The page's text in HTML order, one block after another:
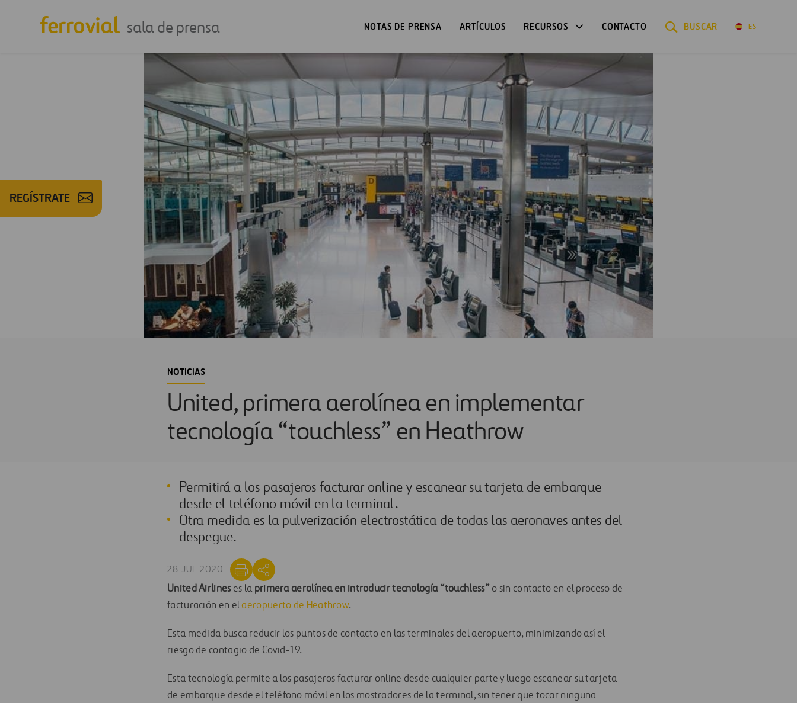
sala de prensa NOTAS DE PRENSA ARTÍCULOS RECURSOS CONTACTO BUSCAR ES
REGÍSTRATE
NOTICIAS
United, primera aerolínea en implementar
tecnología “touchless” en Heathrow
Permitirá a los pasajerosfacturar onliney escanear su tarjeta de embarque
desde el teléfono móvil en la terminal.
Otra medida es la pulverización electrostática de todas las aeronaves antes del
despegue.
28 JUL 2020
UnitedAirlineses la primera aerolínea en introducir tecnología “touchless” o sin contacto en el proceso de
facturación en elaeropuerto de Heathrow.
Esta medida busca reducir los puntos de contacto en las terminales del aeropuerto, minimizando así el
riesgo de contagio de Covid-19.
Esta tecnología permite a los pasajerosfacturar online desde cualquier parte y luego escanear su tarjeta
de embarque desde el teléfono móvil en los mostradores de la terminal, sin tener que tocar ninguna